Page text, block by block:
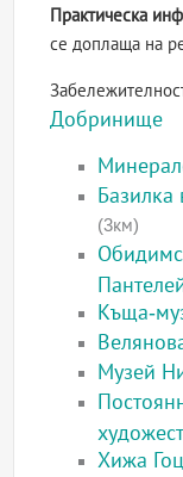
Практическа
се доплаща на
Добринище
Базилка
(3км)
Къща-
Музей
Хижа